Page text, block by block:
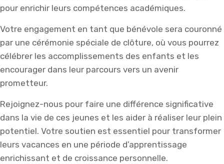
pour enrichir leurs compétences académiques.
Votre engagement en tant que bénévole sera couronné
par une cérémonie spéciale de clôture, où vous pourrez
célébrer les accomplissements des enfants et les
encourager dans leur parcours vers un avenir
prometteur.
Rejoignez-nous pour faire une différence significative
dans la vie de ces jeunes et les aider à réaliser leur plein
potentiel. Votre soutien est essentiel pour transformer
leurs vacances en une période d’apprentissage
enrichissant et de croissance personnelle.